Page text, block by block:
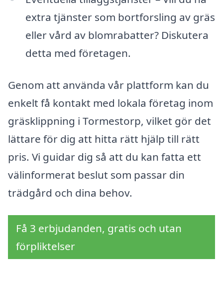
extra tjänster som bortforsling av gräs
eller vård av blomrabatter? Diskutera
detta med företagen.
Genom att använda vår plattform kan du
enkelt få kontakt med lokala företag inom
gräsklippning i Tormestorp, vilket gör det
lättare för dig att hitta rätt hjälp till rätt
pris. Vi guidar dig så att du kan fatta ett
välinformerat beslut som passar din
trädgård och dina behov.
Få 3 erbjudanden, gratis och utan
förpliktelser